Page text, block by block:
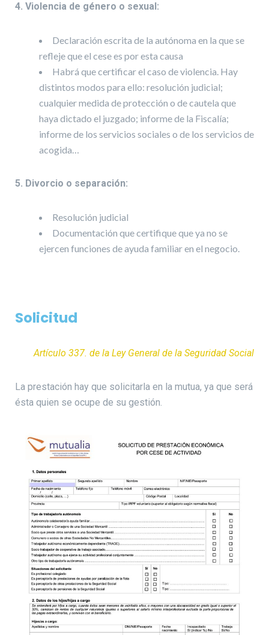
4. Violencia de género o sexual:
Declaración escrita de la autónoma en la que se
refleje que el cese es por esta causa
Habrá que certificar el caso de violencia. Hay
distintos modos para ello: resolución judicial;
cualquier medida de protección o de cautela que
haya dictado el juzgado; informe de la Fiscalía;
informe de los servicios sociales o de los servicios de
acogida…
5. Divorcio o separación:
Resolución judicial
Documentación que certifique que ya no se
ejercen funciones de ayuda familiar en el negocio.
Solicitud
Artículo 337. de la Ley General de la Seguridad Social
La prestación hay que solicitarla en la mutua, ya que será
ésta quien se ocupe de su gestión.